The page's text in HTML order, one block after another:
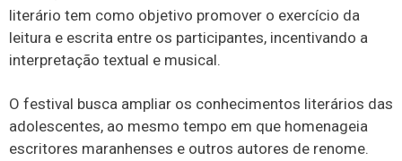
literário tem como objetivo promover o exercício da
leitura e escrita entre os participantes, incentivando a
interpretação textual e musical.
O festival busca ampliar os conhecimentos literários das
adolescentes, ao mesmo tempo em que homenageia
escritores maranhenses e outros autores de renome.